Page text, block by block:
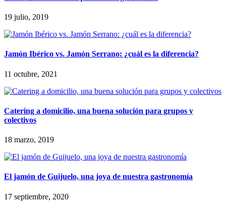
19 julio, 2019
Jamón Ibérico vs. Jamón Serrano: ¿cuál es la diferencia?
11 octubre, 2021
Catering a domicilio, una buena solución para grupos y
colectivos
18 marzo, 2019
El jamón de Guijuelo, una joya de nuestra gastronomía
17 septiembre, 2020